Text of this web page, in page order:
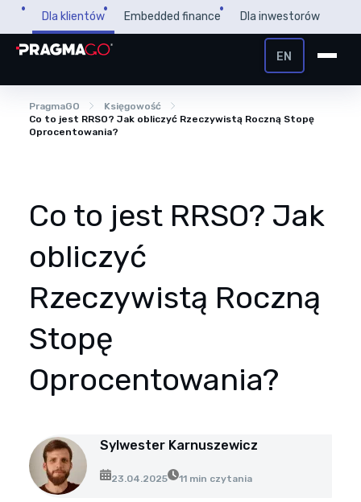
Przejdź
treści
Dla klientów Embedded finance Dla inwestorów
Pożyczka dla firm
PragmaPay
Poradnik
FAQ
Przegląd Pragmatyczny
O firmie
Opinie klientów
Case study klientów
Kontakt
EN
+48 32 450 02 22
Strefa Klienta i Płatnika
PragmaGO
Księgowość
Co to jest RRSO? Jak obliczyć Rzeczywistą Roczną Stopę
Oprocentowania?
Co to jest RRSO? Jak
obliczyć
Rzeczywistą Roczną
Stopę
Oprocentowania?
Sylwester Karnuszewicz
23.04.2025 11 min czytania